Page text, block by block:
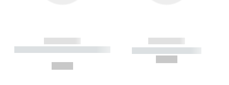
------------
----------- ----------- --------
------------
----------- -----------